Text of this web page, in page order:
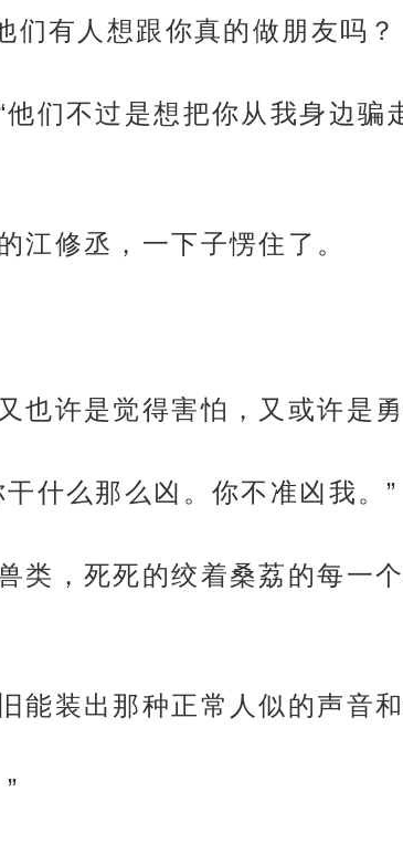
有人想跟你真的做朋友吗？
们不过是想把你从我身边骗
江修丞，一下子愣住了。
也许是觉得害怕，又或许是勇
什么那么凶。你不准凶我。”
类，死死的绞着桑荔的每一
能装出那种正常人似的声音和